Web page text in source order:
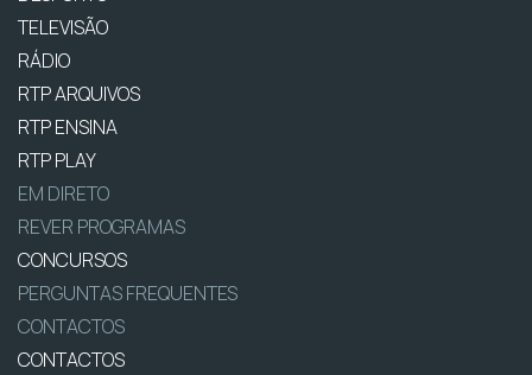
TELEVISÃO
RÁDIO
RTP ARQUIVOS
RTP ENSINA
RTP PLAY
EM DIRETO
REVER PROGRAMAS
CONCURSOS
PERGUNTAS FREQUENTES
CONTACTOS
CONTACTOS